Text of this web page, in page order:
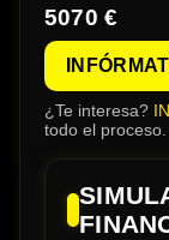
5070 €
¿Te interesa?
todo el proceso.